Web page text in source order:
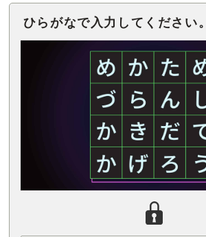
ひらがなで入力してください。